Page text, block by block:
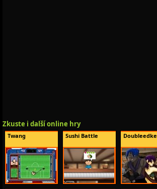
Zkuste i další online hry
Twang Sushi Battle Doubleedke